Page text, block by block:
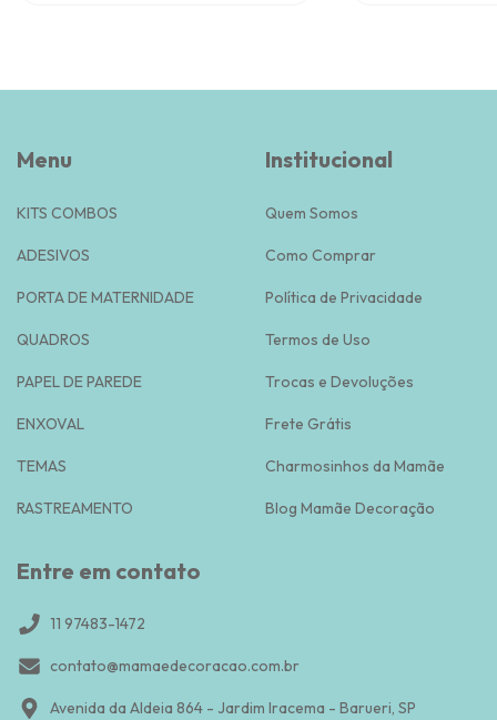
Menu
KITS COMBOS
ADESIVOS
PORTA DE MATERNIDADE
QUADROS
PAPEL DE PAREDE
ENXOVAL
TEMAS
RASTREAMENTO
Institucional
Quem Somos
Como Comprar
Política de Privacidade
Termos de Uso
Trocas e Devoluções
Frete Grátis
Charmosinhos da Mamãe
Blog Mamãe Decoração
Entre em contato
11 97483-1472
contato@mamaedecoracao.com.br
Avenida da Aldeia 864 - Jardim Iracema - Barueri, SP